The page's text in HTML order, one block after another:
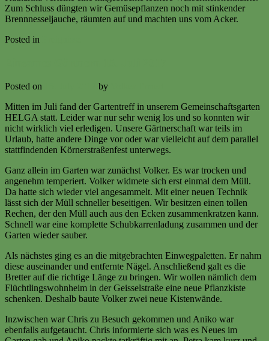
Zum Schluss düngten wir Gemüsepflanzen noch mit stinkender
Brennnesseljauche, räumten auf und machten uns vom Acker.
Posted in
Posted on by
Mitten im Juli fand der Gartentreff in unserem Gemeinschaftsgarten
HELGA statt. Leider war nur sehr wenig los und so konnten wir
nicht wirklich viel erledigen. Unsere Gärtnerschaft war teils im
Urlaub, hatte andere Dinge vor oder war vielleicht auf dem parallel
stattfindenden Körnerstraßenfest unterwegs.
Ganz allein im Garten war zunächst Volker. Es war trocken und
angenehm temperiert. Volker widmete sich erst einmal dem Müll.
Da hatte sich wieder viel angesammelt. Mit einer neuen Technik
lässt sich der Müll schneller beseitigen. Wir besitzen einen tollen
Rechen, der den Müll auch aus den Ecken zusammenkratzen kann.
Schnell war eine komplette Schubkarrenladung zusammen und der
Garten wieder sauber.
Als nächstes ging es an die mitgebrachten Einwegpaletten. Er nahm
diese auseinander und entfernte Nägel. Anschließend galt es die
Bretter auf die richtige Länge zu bringen. Wir wollen nämlich dem
Flüchtlingswohnheim in der Geisselstraße eine neue Pflanzkiste
schenken. Deshalb baute Volker zwei neue Kistenwände.
Inzwischen war Chris zu Besuch gekommen und Aniko war
ebenfalls aufgetaucht. Chris informierte sich was es Neues im